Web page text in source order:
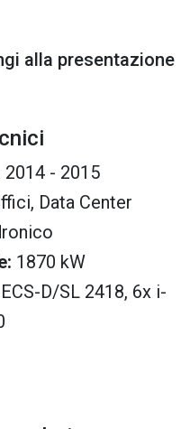
alla presentazione
2014 - 2015
Data Center
1870 kW
D/SL 2418, 6x i-